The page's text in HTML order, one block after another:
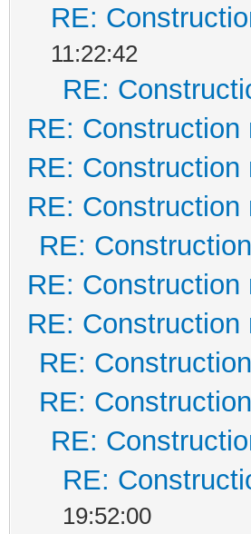
RE:
11:22:42
RE:
RE:
RE:
RE:
RE:
RE:
RE:
RE:
RE:
RE:
RE:
19:52:00